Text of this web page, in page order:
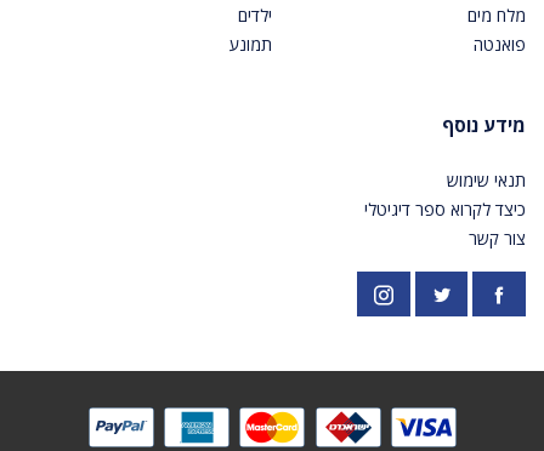
מלח מים
פואנטה
ילדים
תמונע
מידע נוסף
תנאי שימוש
כיצד לקרוא ספר דיגיטלי
צור קשר
פייסבוק https://twitter.com/PardesPublish
אינסטגרם